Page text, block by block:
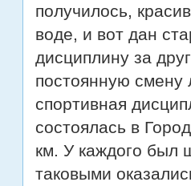
получилось,
воде, и вот дан
дисциплину за
постоянную смену
спортивная
состоялась в
км. У каждого был
таковыми